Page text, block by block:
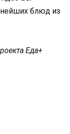
блюд из
Еда+